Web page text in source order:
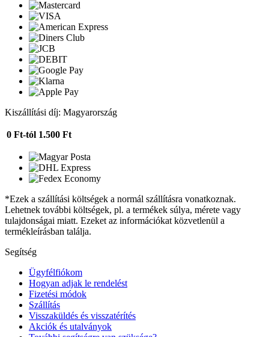
Kiszállítási díj: Magyarország
0 Ft-tól 1.500 Ft
*Ezek a szállítási költségek a normál szállításra vonatkoznak.
Lehetnek további költségek, pl. a termékek súlya, mérete vagy
tulajdonságai miatt. Ezeket az információkat közvetlenül a
termékleírásban találja.
Segítség
Ügyfélfiókom
Hogyan adjak le rendelést
Fizetési módok
Szállítás
Visszaküldés és visszatérítés
Akciók és utalványok